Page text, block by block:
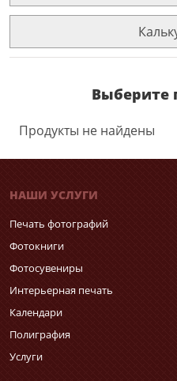
Выберите
Продукты не найдены
НАШИ УСЛУГИ
Печать фотографий
Фотокниги
Фотосувениры
Интерьерная печать
Календари
Полиграфия
Услуги